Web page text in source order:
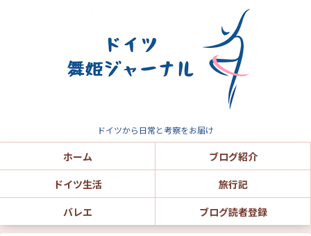
ドイツから日常と考察をお届け
ホーム
ブログ紹介
ドイツ生活
旅行記
バレエ
ブログ読者登録